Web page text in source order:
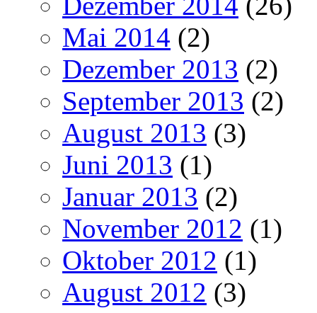
Mai 2014 (2)
Dezember 2013 (2)
September 2013 (2)
August 2013 (3)
Juni 2013 (1)
Januar 2013 (2)
November 2012 (1)
Oktober 2012 (1)
August 2012 (3)